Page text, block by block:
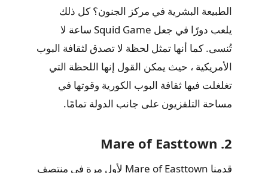
الطبيعة البشرية في مركز الجنون؟ كل ذلك
يلعب دورًا في جعل Squid Game ساعة لا
تُنسى. كما أنها تمثل لحظة لا تصدق لثقافة البوب
​​الأمريكية ، حيث يمكن القول إنها اللحظة التي
تغلغلت فيها ثقافة البوب ​​الكورية وقوتها في
مساحة التلفزيون على جانب الدولة تمامًا.
2. ​​Mare of Easttown
قدمنا ​​Mare of Easttown لأول مرة في منتصف